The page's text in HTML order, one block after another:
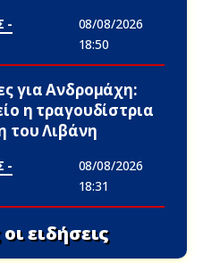
-
08/08/2026
18:50
για Ανδρομάχη:
η τραγουδίστρια
του Λιβάνη
-
08/08/2026
18:31
ειδήσεις